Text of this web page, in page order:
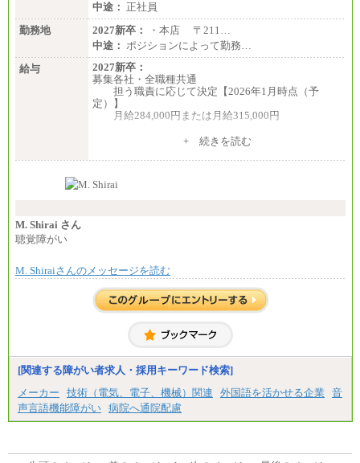
■(株)JTBパブリッシング ※2027年新卒募集終了
総合職 月給241,000円
中途：
①月給227,000円以上
②月給212,000円以上
③月給172,500円以上
④月給23万円～37万円
⑤月給20万円～25万円
⑥月給33万円～48万円
⑦月給271,000円以上
⑧～⑮月給200,000円〜月給400,000円
⑯月給185,000円以上
⑰月給237,000円以上
⑲東京：月給202,000 円以上 、京都：月給193,000 円
異なります
※試用期間中も給与に変更はございません。
中途： 正社員
勤務地
2027新卒：
・本店 〒211…
中途： ポジションによって勤務…
給与
2027新卒：
募集各社・全職種共通
担う職責に応じて決定【2026年1月時点（予
定）】
月給284,000円または月給315,000円
※入社後早期から、自律的な業務遂行が求めら
す。
い職責を担う方については、さらに高い金額を個別
※上記に加え、所定労働時間外に勤務をした場
※試用期間中も給与に変更はございません。
＜募集各社・全職種共通＞
月給21万円以上～
※試用期間中の給与に変更はありません。
ます。
+ 続きを読む
M. Shirai さん
聴覚障がい
M. Shiraiさんのメッセージを読む
[関連する障がい者求人・採用キーワード検索]
メーカー
技術（電気、電子、機械）関連 外国語を活かせる企業
音
声言語機能障がい 病院へ通院配慮